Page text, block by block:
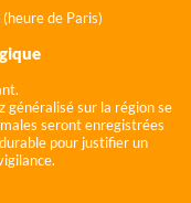
de Paris)
généralisé sur la région se
seront enregistrées
pour justifier un